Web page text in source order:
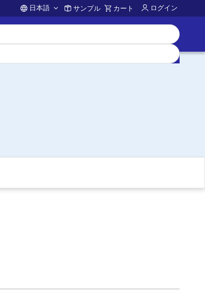
Account
日本語 サンプル カート ログイン